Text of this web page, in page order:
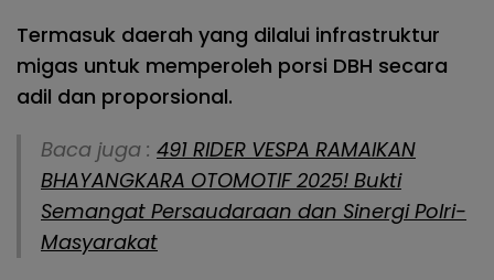
Termasuk daerah yang dilalui infrastruktur
migas untuk memperoleh porsi DBH secara
adil dan proporsional.
Baca juga : 491 RIDER VESPA RAMAIKAN
BHAYANGKARA OTOMOTIF 2025! Bukti
Semangat Persaudaraan dan Sinergi Polri-
Masyarakat